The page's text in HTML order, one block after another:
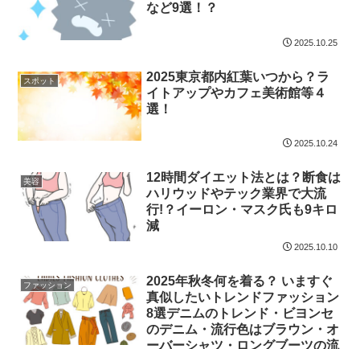
など9選！？
2025.10.25
スポット
2025東京都内紅葉いつから？ラ
イトアップやカフェ美術館等４
選！
2025.10.24
美容
12時間ダイエット法とは？断食は
ハリウッドやテック業界で大流
行!？イーロン・マスク氏も9キロ
減
2025.10.10
ファッション
2025年秋冬何を着る？ いますぐ
真似したいトレンドファッション
8選デニムのトレンド・ビヨンセ
のデニム・流行色はブラウン・オ
ーバーシャツ・ロングブーツの流